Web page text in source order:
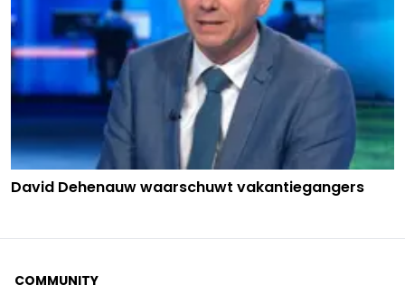
David Dehenauw waarschuwt vakantiegangers
COMMUNITY